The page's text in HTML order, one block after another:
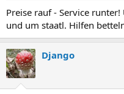
Preise rauf - Service
und um staatl. Hilfen
Django